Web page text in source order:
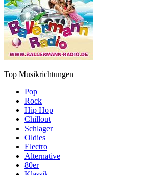
Top Musikrichtungen
Pop
Rock
Hip Hop
Chillout
Schlager
Oldies
Electro
Alternative
80er